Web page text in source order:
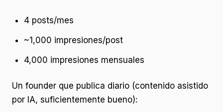
4 posts/mes
~1,000 impresiones/post
4,000 impresiones mensuales
Un founder que publica diario (contenido asistido
por IA, suficientemente bueno):